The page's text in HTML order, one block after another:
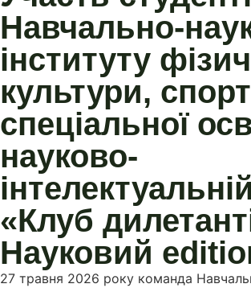
Навчально-
інституту
культури,
спеціальної
науково-
«Клуб
Науковий
27 травня 2026 року команда